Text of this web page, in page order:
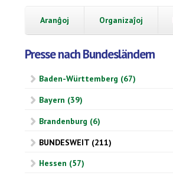
Aranĝoj Organizaĵoj
Presse nach Bundesländern
Baden-Württemberg (67)
Bayern (39)
Brandenburg (6)
BUNDESWEIT (211)
Hessen (57)